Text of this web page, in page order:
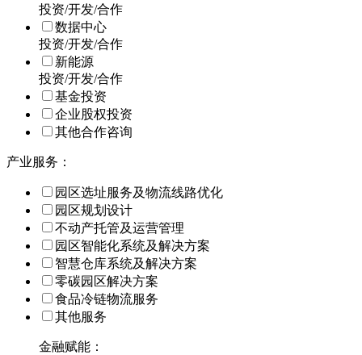
投资/开发/合作
数据中心
投资/开发/合作
新能源
投资/开发/合作
基金投资
企业股权投资
其他合作咨询
产业服务：
园区选址服务及物流线路优化
园区规划设计
不动产托管及运营管理
园区智能化系统及解决方案
智慧仓库系统及解决方案
零碳园区解决方案
食品冷链物流服务
其他服务
金融赋能：